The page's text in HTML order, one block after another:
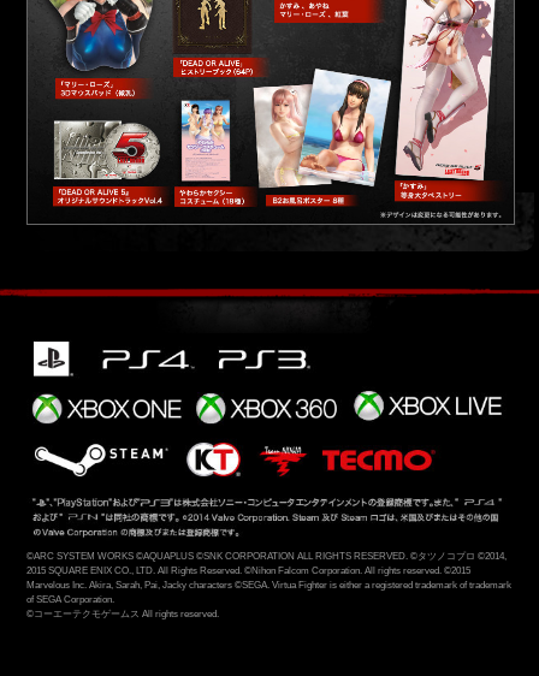
©ARC SYSTEM WORKS ©AQUAPLUS ©SNK CORPORATION ALL RIGHTS RESERVED. ©タツノコプロ ©2014,
2015 SQUARE ENIX CO., LTD. All Rights Reserved. ©Nihon Falcom Corporation. All rights reserved.©2015
Marvelous Inc. Akira, Sarah, Pai, Jacky characters ©SEGA. Virtua Fighter is either a registered trademark of trademark
of SEGA Corporation.
©コーエーテクモゲームス All rights reserved.